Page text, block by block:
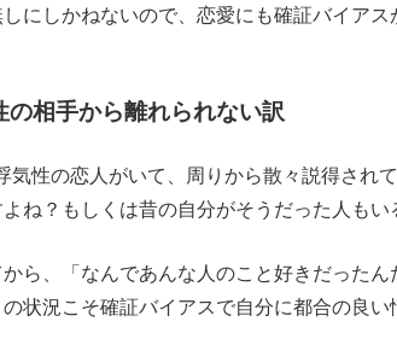
にしかねないので、恋愛にも確証バイア
の相手から離れられない訳
気性の恋人がいて、周りから散々説得され
ね？もしくは昔の自分がそうだった人もい
ら、「なんであんな人のこと好きだった
状況こそ確証バイアスで自分に都合の良い